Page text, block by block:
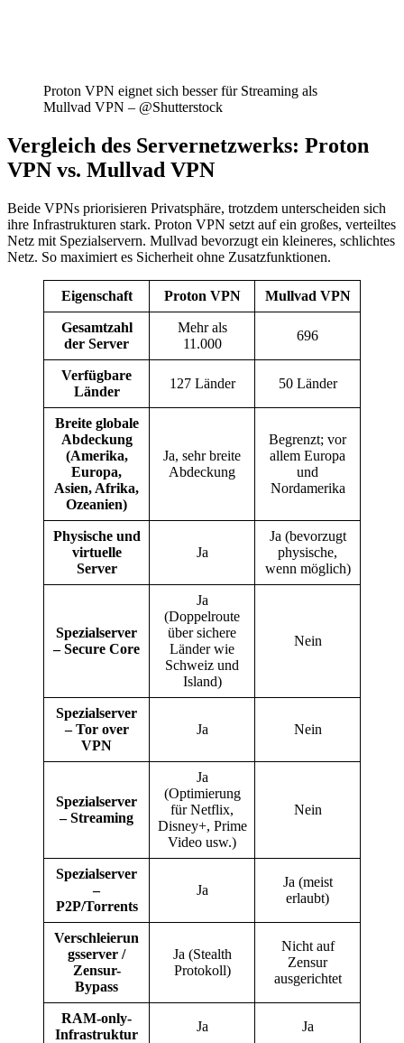
Proton VPN eignet sich besser für Streaming als
Mullvad VPN – @Shutterstock
Vergleich des Servernetzwerks: Proton
VPN vs. Mullvad VPN
Beide VPNs priorisieren Privatsphäre, trotzdem unterscheiden sich
ihre Infrastrukturen stark. Proton VPN setzt auf ein großes, verteiltes
Netz mit Spezialservern. Mullvad bevorzugt ein kleineres, schlichtes
Netz. So maximiert es Sicherheit ohne Zusatzfunktionen.
Eigenschaft Proton VPN Mullvad VPN
Gesamtzahl
der Server
Mehr als
11.000
696
Verfügbare
Länder
127 Länder 50 Länder
Breite globale
Abdeckung
(Amerika,
Europa,
Asien, Afrika,
Ozeanien)
Ja, sehr breite
Abdeckung
Begrenzt; vor
allem Europa
und
Nordamerika
Physische und
virtuelle
Server
Ja
Ja (bevorzugt
physische,
wenn möglich)
Spezialserver
– Secure Core
Ja
(Doppelroute
über sichere
Länder wie
Schweiz und
Island)
Nein
Spezialserver
– Tor over
VPN
Ja Nein
Spezialserver
– Streaming
Ja
(Optimierung
für Netflix,
Disney+, Prime
Video usw.)
Nein
Spezialserver
–
P2P/Torrents
Ja
Ja (meist
erlaubt)
Verschleierun
gsserver /
Zensur-
Bypass
Ja (Stealth
Protokoll)
Nicht auf
Zensur
ausgerichtet
RAM-only-
Infrastruktur
Ja Ja